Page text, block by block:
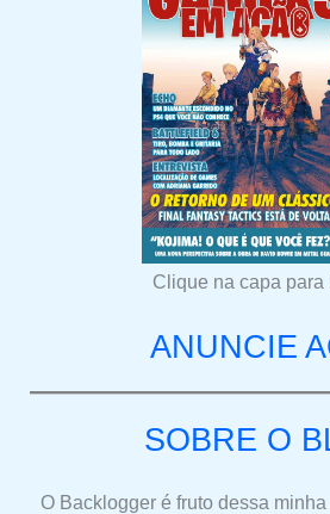
Clique na capa para
ANUNCIE
SOBRE O
O Backlogger é fruto dessa